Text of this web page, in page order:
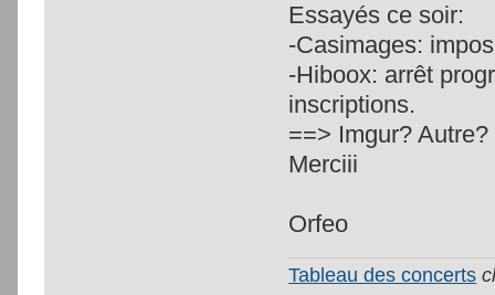
Essayés ce soir:
-Casimages:
-Hiboox: arrêt
inscriptions.
==> Imgur? Autre?
Merciii
Orfeo
Tableau des concerts